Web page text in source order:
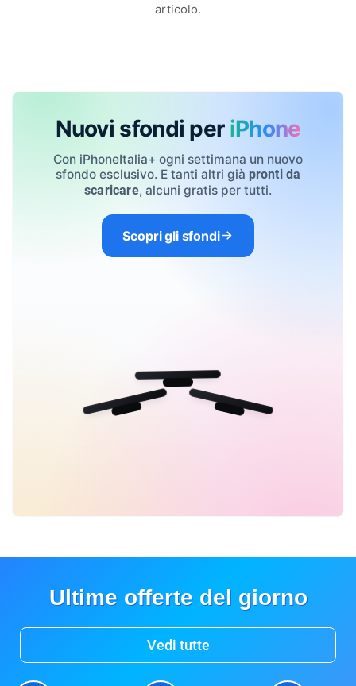
articolo.
Nuovi sfondi per iPhone
Con iPhoneItalia+ ogni settimana un nuovo
sfondo esclusivo. E tanti altri già pronti da
scaricare, alcuni gratis per tutti.
Scopri gli sfondi
Ultime offerte del giorno
Vedi tutte